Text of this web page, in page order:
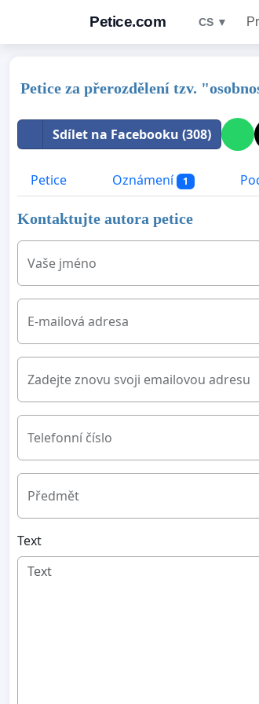
Petice.com CS ▼
Petice za přerozdělení tzv.
Sdílet na Facebooku (308)
Petice Oznámení 1
Kontaktujte autora petice
Vaše jméno
E-mailová adresa
Zadejte znovu svoji emailovou adresu
Telefonní číslo
Předmět
Text